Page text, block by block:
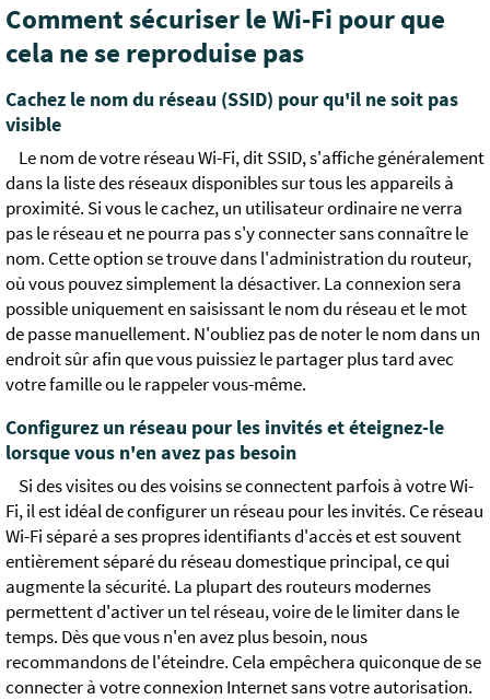
Comment sécuriser le Wi-Fi pour que
cela ne se reproduise pas
Cachez le nom du réseau (SSID) pour qu'il ne soit pas
visible
Le nom de votre réseau Wi-Fi, dit SSID, s'affiche généralement
dans la liste des réseaux disponibles sur tous les appareils à
proximité. Si vous le cachez, un utilisateur ordinaire ne verra
pas le réseau et ne pourra pas s'y connecter sans connaître le
nom. Cette option se trouve dans l'administration du routeur,
où vous pouvez simplement la désactiver. La connexion sera
possible uniquement en saisissant le nom du réseau et le mot
de passe manuellement. N'oubliez pas de noter le nom dans un
endroit sûr afin que vous puissiez le partager plus tard avec
votre famille ou le rappeler vous-même.
Configurez un réseau pour les invités et éteignez-le
lorsque vous n'en avez pas besoin
Si des visites ou des voisins se connectent parfois à votre Wi-
Fi, il est idéal de configurer un réseau pour les invités. Ce réseau
Wi-Fi séparé a ses propres identifiants d'accès et est souvent
entièrement séparé du réseau domestique principal, ce qui
augmente la sécurité. La plupart des routeurs modernes
permettent d'activer un tel réseau, voire de le limiter dans le
temps. Dès que vous n'en avez plus besoin, nous
recommandons de l'éteindre. Cela empêchera quiconque de se
connecter à votre connexion Internet sans votre autorisation.